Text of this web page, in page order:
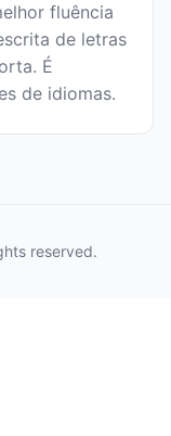
fluência
de letras
É
de idiomas.
reserved.